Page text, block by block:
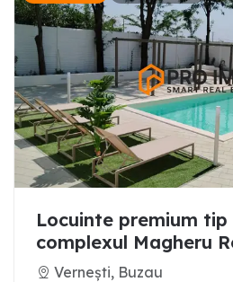
Locuinte premium tip
complexul Magheru
Vernești, Buzau